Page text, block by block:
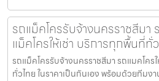
รถแม็คโครรับจ้างนครราชสีมา
แม็คโครให้เช่า บริการทุกพื้นที่ทั่
รถแม็คโครรับจ้างนครราชสีมา รถแมคโคร
ทั่วไทย ในราคาเป็นกันเอง พร้อมด้วยทีม